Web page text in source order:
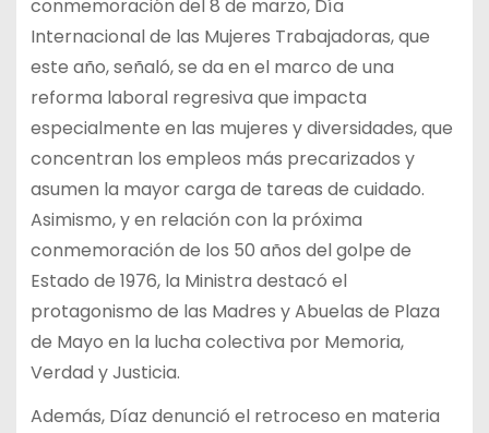
conmemoración del 8 de marzo, Día
Internacional de las Mujeres Trabajadoras, que
este año, señaló, se da en el marco de una
reforma laboral regresiva que impacta
especialmente en las mujeres y diversidades, que
concentran los empleos más precarizados y
asumen la mayor carga de tareas de cuidado.
Asimismo, y en relación con la próxima
conmemoración de los 50 años del golpe de
Estado de 1976, la Ministra destacó el
protagonismo de las Madres y Abuelas de Plaza
de Mayo en la lucha colectiva por Memoria,
Verdad y Justicia.
Además, Díaz denunció el retroceso en materia